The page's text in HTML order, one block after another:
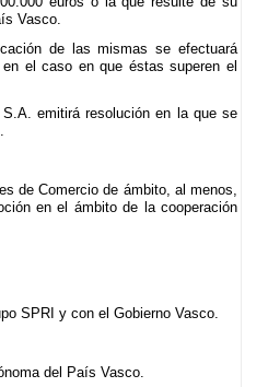
Vasco.
de las mismas se efectuará
el caso en que éstas superen el
emitirá resolución en la que se
de Comercio de ámbito, al menos,
en el ámbito de la cooperación
SPRI y con el Gobierno Vasco.
del País Vasco.